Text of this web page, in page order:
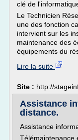
clé de
Le Technicien
une des fonction
intervient sur les
maintenance des
équipements du
Lire la suite
Site : http://
Assistance
distance.
Assistance
Télémaintenance